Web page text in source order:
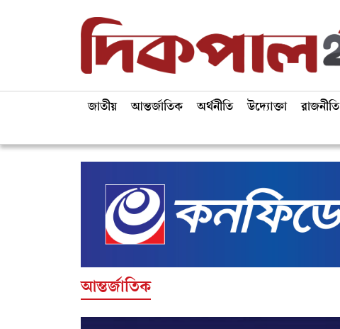
জাতীয় আন্তর্জাতিক অর্থনীতি উদ্যোক্তা রাজনীতি
আন্তর্জাতিক